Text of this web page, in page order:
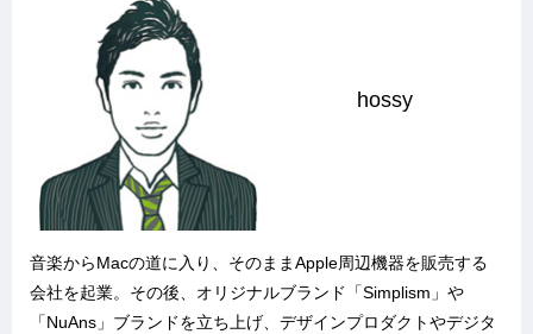
hossy
音楽からMacの道に入り、そのままApple周辺機器を販売する
会社を起業。その後、オリジナルブランド「Simplism 」や
「NuAns 」ブランドを立ち上げ、デザインプロダクトやデジタ